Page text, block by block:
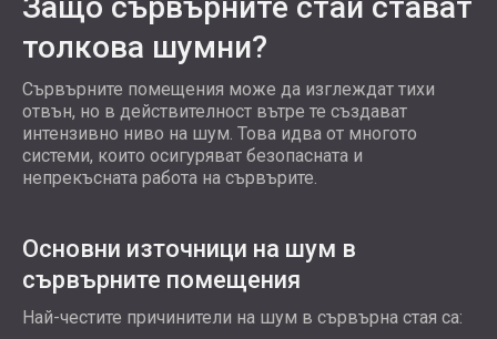
толкова шумни?
Сървърните помещения може да изглеждат тихи
отвън, но в действителност вътре те създават
интензивно ниво на шум. Това идва от многото
системи, които осигуряват безопасната и
непрекъсната работа на сървърите.
Основни източници на шум в
сървърните помещения
Най-честите причинители на шум в сървърна стая са: